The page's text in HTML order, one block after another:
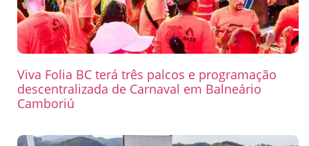
Viva Folia BC terá três palcos e programação
descentralizada de Carnaval em Balneário
Camboriú